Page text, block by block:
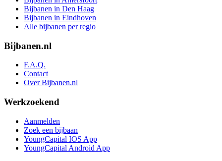
Bijbanen in Den Haag
Bijbanen in Eindhoven
Alle bijbanen per regio
Bijbanen.nl
F.A.Q.
Contact
Over Bijbanen.nl
Werkzoekend
Aanmelden
Zoek een bijbaan
YoungCapital IOS App
YoungCapital Android App